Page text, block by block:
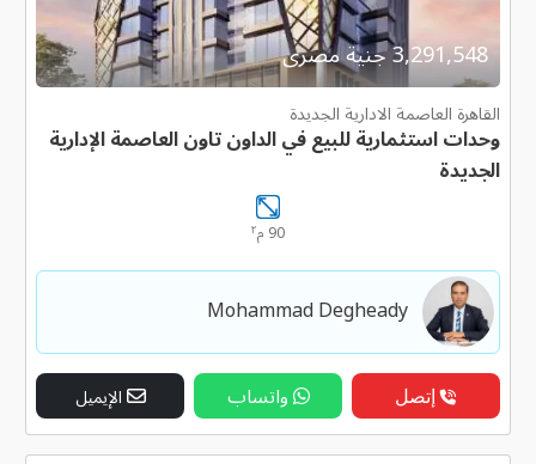
3,291,548 جنية مصرى
القاهرة العاصمة الادارية الجديدة
وحدات استثمارية للبيع في الداون تاون العاصمة الإدارية
الجديدة
90 م ٢
Mohammad Degheady
إتصل واتساب الإيميل